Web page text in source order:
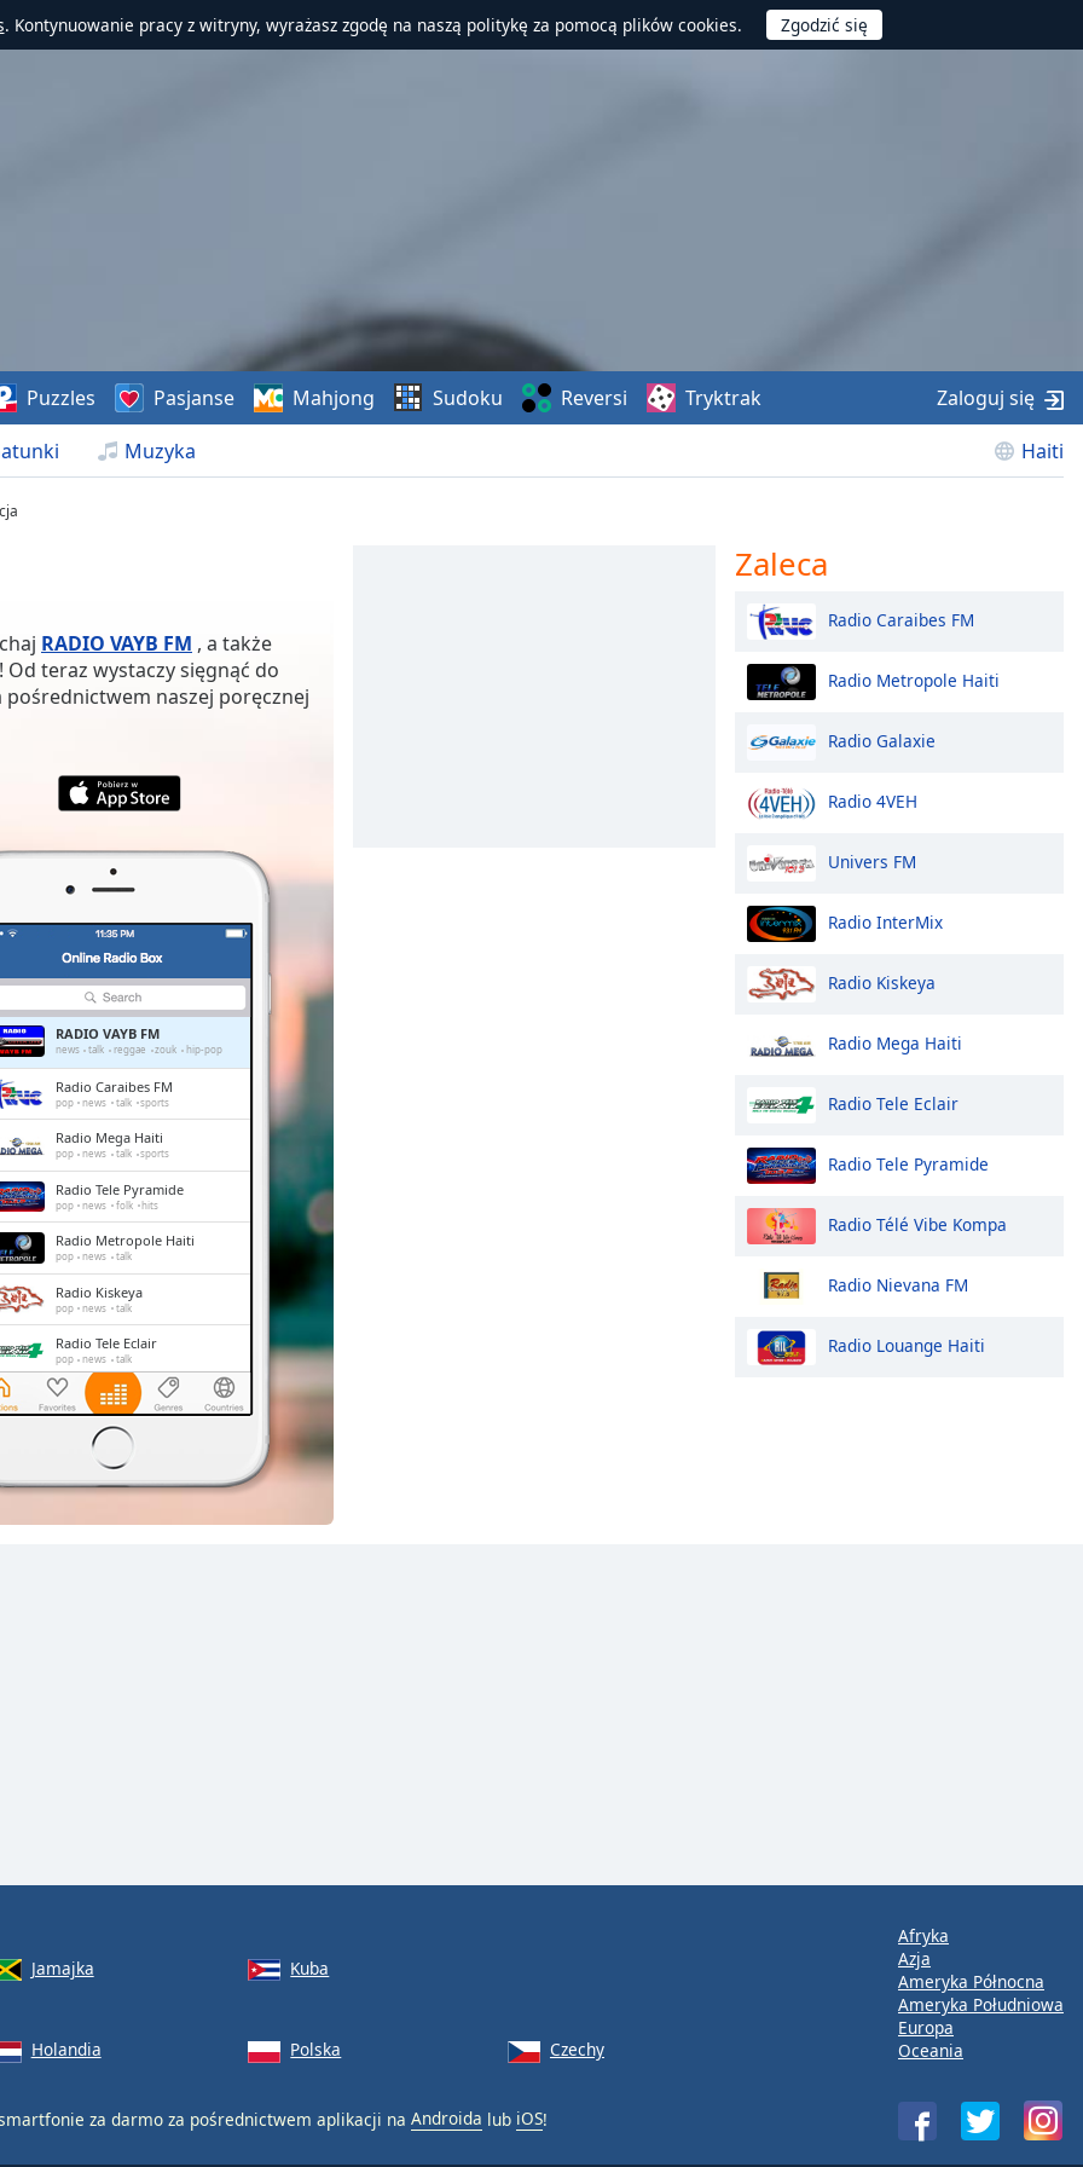
. Kontynuowanie pracy z witryny, wyrażasz zgodę na naszą politykę za pomocą plików cookies.
Muzyka Haiti
Puzzles Pasjanse Mahjong Sudoku Reversi Tryktrak Zaloguj się
RADIO VAYB FM , a także
teraz wystaczy sięgnąć do
pośrednictwem naszej poręcznej
RADIO VAYB FM
news talk reggae zouk hip-pop
Radio Caraibes FM
pop news talk sports
Radio Mega Haiti
pop news talk sports
Radio Tele Pyramide
pop news folk hits
Radio Metropole Haiti
pop news talk
Radio Kiskeya
pop news talk
Radio Tele Eclair
pop news talk
Radio 4VEH
pop news sports
Radio Lumière
talk christian
Zaleca
Radio Caraibes FM
Radio Metropole Haiti
Radio Galaxie
Radio 4VEH
Univers FM
Radio InterMix
Radio Kiskeya
Radio Mega Haiti
Radio Tele Eclair
Radio Tele Pyramide
Radio Télé Vibe Kompa
Radio Nievana FM
Radio Louange Haiti
Jamajka Kuba
Holandia Polska Czechy
za darmo za pośrednictwem aplikacji na Androida lub iOS!
Afryka
Azja
Ameryka Północna
Ameryka Południowa
Europa
Oceania